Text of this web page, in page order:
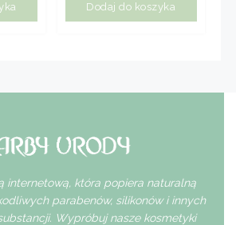
Dodaj do koszyka
internetową, która popiera naturalną
parabenów, silikonów i innych
Wypróbuj nasze kosmetyki